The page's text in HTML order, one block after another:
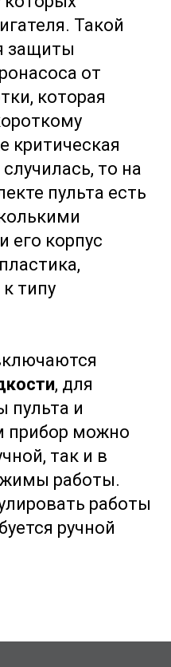
Такой
защиты
от
которая
критическая
то на
пульта есть
и его корпус
типу
, для
пульта и
прибор можно
так и в
работы.
работы
ручной